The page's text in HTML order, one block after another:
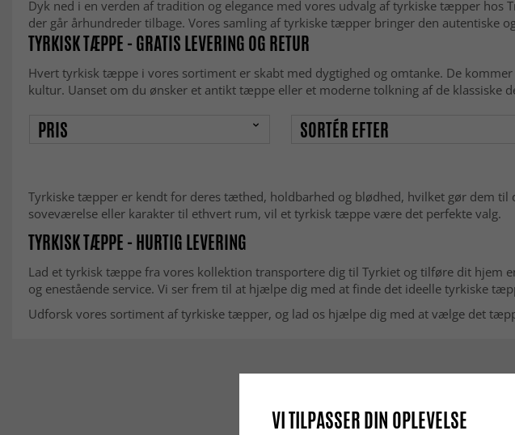
Dyk ned i en verden af tradition og elegance med vores udvalg af tyrkiske tæpper
der går århundreder tilbage. Vores samling af tyrkiske tæpper bringer den autentiske
TYRKISK TÆPPE - GRATIS LEVERING OG RETUR
Hvert tyrkisk tæppe i vores sortiment er skabt med dygtighed og omtanke. De
kultur. Uanset om du ønsker et antikt tæppe eller et moderne tolkning af de klassiske
PRIS SORTÉR EFTER
Tyrkiske tæpper er kendt for deres tæthed, holdbarhed og blødhed, hvilket gør dem
soveværelse eller karakter til ethvert rum, vil et tyrkisk tæppe være det perfekte valg.
TYRKISK TÆPPE - HURTIG LEVERING
Lad et tyrkisk tæppe fra vores kollektion transportere dig til Tyrkiet og tilføre dit hjem
og enestående service. Vi ser frem til at hjælpe dig med at finde det ideelle tyrkiske
Udforsk vores sortiment af tyrkiske tæpper, og lad os hjælpe dig med at vælge det
VI TILPASSER DIN OPLEVELSE